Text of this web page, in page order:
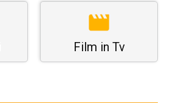
Film in Tv